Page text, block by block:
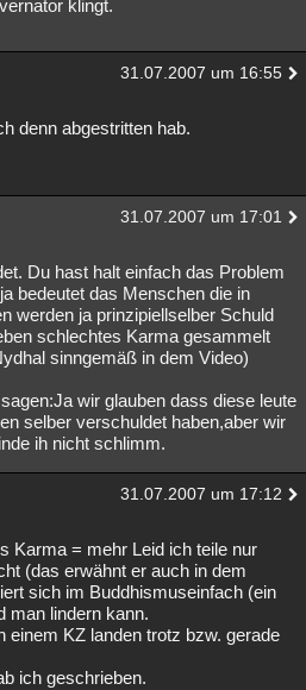
klingt.
31.07.2007 um 16:55
denn abgestritten hab.
31.07.2007 um 17:01
Du hast halt einfach das Problem
bedeutet das Menschen die in
werden ja prinzipiellselber Schuld
schlechtes Karma gesammelt
sinngemäß in dem Video)
wir glauben dass diese leute
selber verschuldet haben,aber wir
ih nicht schlimm.
31.07.2007 um 17:12
Karma = mehr Leid ich teile nur
(das erwähnt er auch in dem
sich im Buddhismuseinfach (ein
man lindern kann.
einem KZ landen trotz bzw. gerade
ich geschrieben.